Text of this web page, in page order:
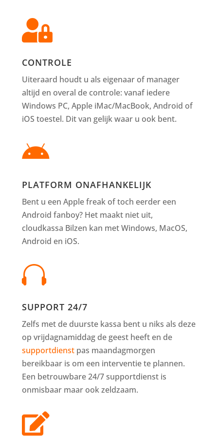

CONTROLE
Uiteraard houdt u als eigenaar of manager
altijd en overal de controle: vanaf iedere
Windows PC, Apple iMac/MacBook, Android of
iOS toestel. Dit van gelijk waar u ook bent.

PLATFORM ONAFHANKELIJK
Bent u een Apple freak of toch eerder een
Android fanboy? Het maakt niet uit,
cloudkassa Bilzen kan met Windows, MacOS,
Android en iOS.

SUPPORT 24/7
Zelfs met de duurste kassa bent u niks als deze
op vrijdagnamiddag de geest heeft en de
supportdienstpas maandagmorgen
bereikbaar is om een interventie te plannen.
Een betrouwbare 24/7 supportdienst is
onmisbaar maar ook zeldzaam.
